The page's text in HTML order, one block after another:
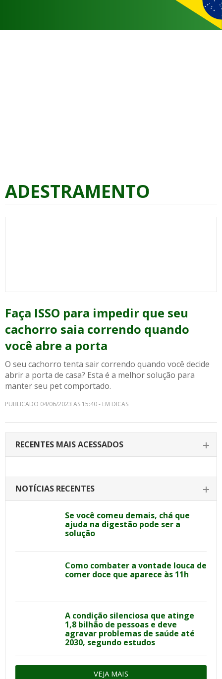
ADESTRAMENTO
Faça ISSO para impedir que seu
cachorro saia correndo quando
você abre a porta
O seu cachorro tenta sair correndo quando você decide
abrir a porta de casa? Esta é a melhor solução para
manter seu pet comportado.
PUBLICADO 04/06/2023 AS 15:40 - EM DICAS
RECENTES MAIS ACESSADOS
NOTÍCIAS RECENTES
Se você comeu demais, chá que
ajuda na digestão pode ser a
solução
Como combater a vontade louca de
comer doce que aparece às 11h
A condição silenciosa que atinge
1,8 bilhão de pessoas e deve
agravar problemas de saúde até
2030, segundo estudos
VEJA MAIS